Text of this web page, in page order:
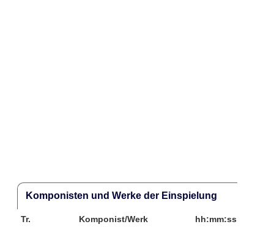
Komponisten und Werke der Einspielung
Tr. Komponist/Werk
hh:mm:ss